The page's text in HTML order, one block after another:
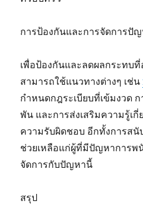
การป้องกันและการจัดการปั
เพื่อป้องกันและลดผลกระทบที่
สามารถใช้แนวทางต่างๆ เช่น
กำหนดกฎระเบียบที่เข้มงวด ก
พัน และการส่งเสริมความรู้เ
ความรับผิดชอบ อีกทั้งการส
ช่วยเหลือแก่ผู้ที่มีปัญหาการพ
จัดการกับปัญหานี้
สรุป